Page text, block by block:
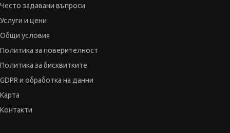
Често задавани въпроси
Услуги и цени
Общи условия
Политика за поверителност
Политика за бисквитките
GDPR и обработка на данни
Карта
Контакти